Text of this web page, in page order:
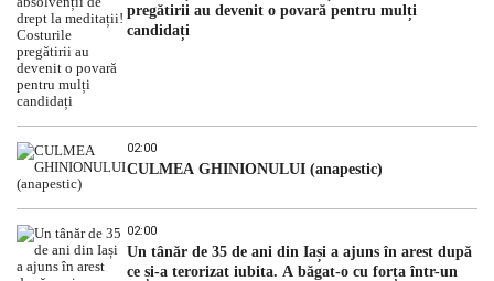
pregătirii au devenit o povară pentru mulți
candidați
02:00
CULMEA GHINIONULUI (anapestic)
02:00
Un tânăr de 35 de ani din Iași a ajuns în arest după
ce și-a terorizat iubita. A băgat-o cu forța într-un